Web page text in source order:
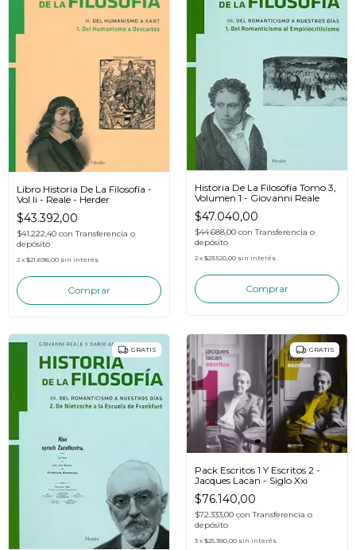
Libro Historia De La Filosofía -
Vol Ii - Reale - Herder
$43.392,00
$41.222,40 con Transferencia o
depósito
2 x $21.696,00 sin interés
Historia De La Filosofía Tomo 3,
Volumen 1 - Giovanni Reale
$47.040,00
$44.688,00 con Transferencia o
depósito
2 x $23.520,00 sin interés
GRATIS GRATIS
Pack Escritos 1 Y Escritos 2 -
Jacques Lacan - Siglo Xxi
$76.140,00
$72.333,00 con Transferencia o
depósito
3 x $25.380,00 sin interés